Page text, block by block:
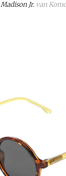
Madison Jr. van